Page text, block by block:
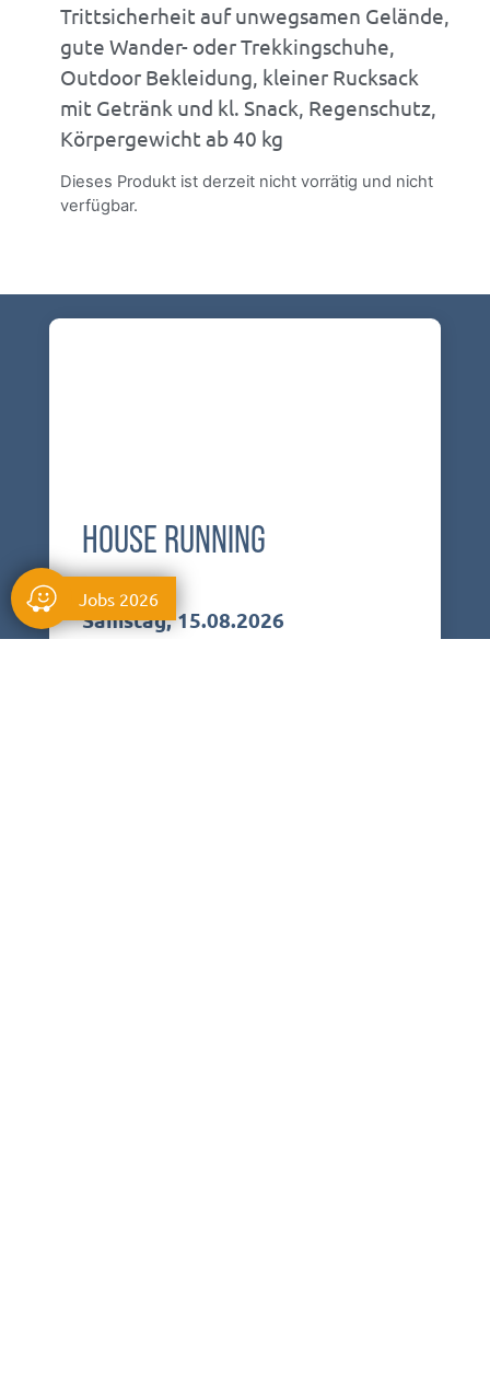
Trittsicherheit auf unwegsamen Gelände,
gute Wander- oder Trekkingschuhe,
Outdoor Bekleidung, kleiner Rucksack
mit Getränk und kl. Snack, Regenschutz,
Körpergewicht ab 40 kg
Dieses Produkt ist derzeit nicht vorrätig und nicht
verfügbar.
HOUSE RUNNING
Samstag, 15.08.2026
Jobs 2026